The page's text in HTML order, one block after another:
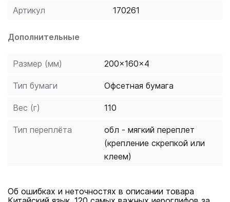
Артикул 170261
Дополнительные
Размер (мм) 200x160x4
Тип бумаги Офсетная бумага
Вес (г) 110
Тип переплёта
обл - мягкий переплет
(крепление скрепкой или
клеем)
Об ошибках и неточностях в описании товара